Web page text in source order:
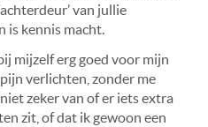
van jullie
is kennis macht.
mijzelf erg goed voor mijn
verlichten, zonder me
zeker van of er iets extra
zit, of dat ik gewoon een